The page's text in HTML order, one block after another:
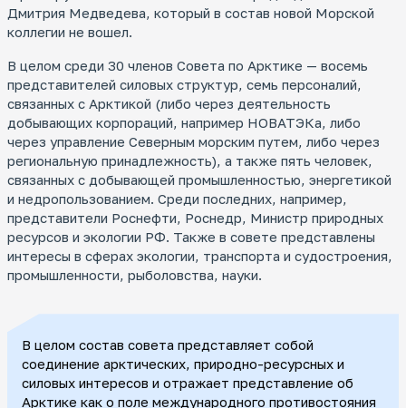
Дмитрия Медведева, который в состав новой Морской
коллегии не вошел.
В целом среди 30 членов Совета по Арктике — восемь
представителей силовых структур, семь персоналий,
связанных с Арктикой (либо через деятельность
добывающих корпораций, например НОВАТЭКа, либо
через управление Северным морским путем, либо через
региональную принадлежность), а также пять человек,
связанных с добывающей промышленностью, энергетикой
и недропользованием. Среди последних, например,
представители Роснефти, Роснедр, Министр природных
ресурсов и экологии РФ. Также в совете представлены
интересы в сферах экологии, транспорта и судостроения,
промышленности, рыболовства, науки.
В целом состав совета представляет собой
соединение арктических, природно-ресурсных и
силовых интересов и отражает представление об
Арктике как о поле международного противостояния